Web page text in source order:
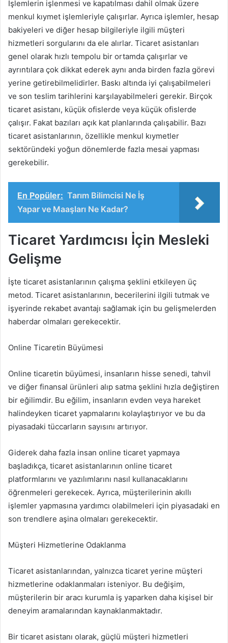
İşlemlerin işlenmesi ve kapatılması dahil olmak üzere
menkul kıymet işlemleriyle çalışırlar. Ayrıca işlemler, hesap
bakiyeleri ve diğer hesap bilgileriyle ilgili müşteri
hizmetleri sorgularını da ele alırlar. Ticaret asistanları
genel olarak hızlı tempolu bir ortamda çalışırlar ve
ayrıntılara çok dikkat ederek aynı anda birden fazla görevi
yerine getirebilmelidirler. Baskı altında iyi çalışabilmeleri
ve son teslim tarihlerini karşılayabilmeleri gerekir. Birçok
ticaret asistanı, küçük ofislerde veya küçük ofislerde
çalışır. Fakat bazıları açık kat planlarında çalışabilir. Bazı
ticaret asistanlarının, özellikle menkul kıymetler
sektöründeki yoğun dönemlerde fazla mesai yapması
gerekebilir.
En Popüler: Tarım Bilimcisi Ne İş
Yapar ve Maaşları Ne Kadar?
Ticaret Yardımcısı İçin Mesleki
Gelişme
İşte ticaret asistanlarının çalışma şeklini etkileyen üç
metod. Ticaret asistanlarının, becerilerini ilgili tutmak ve
işyerinde rekabet avantajı sağlamak için bu gelişmelerden
haberdar olmaları gerekecektir.
Online Ticaretin Büyümesi
Online ticaretin büyümesi, insanların hisse senedi, tahvil
ve diğer finansal ürünleri alıp satma şeklini hızla değiştiren
bir eğilimdir. Bu eğilim, insanların evden veya hareket
halindeyken ticaret yapmalarını kolaylaştırıyor ve bu da
piyasadaki tüccarların sayısını artırıyor.
Giderek daha fazla insan online ticaret yapmaya
başladıkça, ticaret asistanlarının online ticaret
platformlarını ve yazılımlarını nasıl kullanacaklarını
öğrenmeleri gerekecek. Ayrıca, müşterilerinin akıllı
işlemler yapmasına yardımcı olabilmeleri için piyasadaki en
son trendlere aşina olmaları gerekecektir.
Müşteri Hizmetlerine Odaklanma
Ticaret asistanlarından, yalnızca ticaret yerine müşteri
hizmetlerine odaklanmaları isteniyor. Bu değişim,
müşterilerin bir aracı kurumla iş yaparken daha kişisel bir
deneyim aramalarından kaynaklanmaktadır.
Bir ticaret asistanı olarak, güçlü müşteri hizmetleri